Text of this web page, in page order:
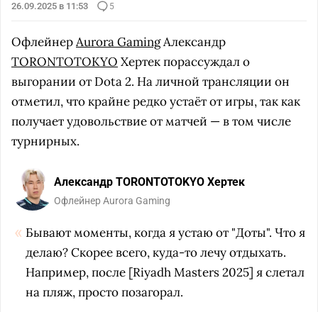
26.09.2025 в 11:53 5
ОфлейнерAurora GamingАлександр
TORONTOTOKYO Хертек порассуждал о
выгорании от Dota 2. На личной трансляции он
отметил, что крайне редко устаёт от игры, так как
получает удовольствие от матчей — в том числе
турнирных.
Александр TORONTOTOKYO Хертек
Офлейнер Aurora Gaming
Бывают моменты, когда я устаю от "Доты". Что я
делаю? Скорее всего, куда-то лечу отдыхать.
Например, после [Riyadh Masters 2025] я слетал
на пляж, просто позагорал.